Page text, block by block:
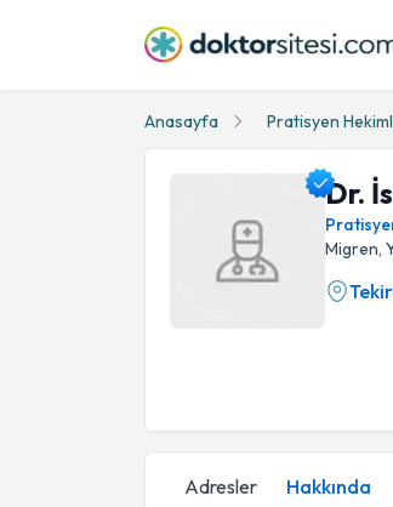
Anasayfa Pratisyen
Dr.
Migren,
Adresler Hakkında